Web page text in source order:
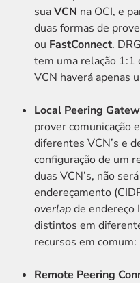
suaVCN na OCI, e
duas formas de
ou FastConnect.
tem uma relação 1:1
VCN haverá apenas
Local Peering
prover comunicação
diferentes VCN’s e
configuração de um
duas VCN’s, não
endereçamento
overlapde endereço
distintos em
recursos em
Remote Peering